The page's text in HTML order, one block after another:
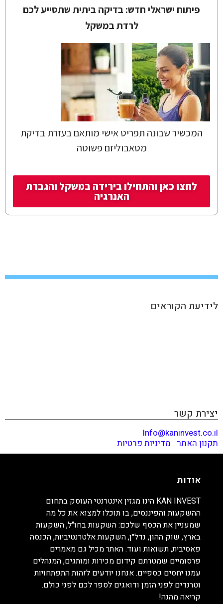
פיתוח ישראלי חדש: בדיקה ביתית שתסייע לכם
לרדת במשקל
המכשיר שבונה תפריט אישי מותאם בעזרת בדיקת
מטאבוליזם פשוטה
לחצו כאן והתחילו בירידה במשקל והגברת
האנרגיה
לידיעת הקוראים
יצירת קשר
Info@kaninvest.co.il
תקנון האתר מדיניות פרטיות
אודות
KAN INVEST הינו מגזין אינטרנטי העוסק בתחום
ההשקעות והפיננסים, בו תוכלו למצוא את כל מה
שמעניין את הכסף שלכם: השקעות בחו"ל, השקעות
בארץ, שוק ההון, נדל״ן, השקעות אלטרנטיביות, הכנסה
פאסיבית, תשואות ועוד. האתר מכיל גם מאמרים
פרסומיים שמטרתם קידום מכירות ומותגים, המנהלים
עמנו יחסים כספיים. אנחנו יודעים לזהות התפתחויות
וטרנדים לפני הזמן ודואגים לספר לכם לפני כולם.
קריאה מהנה!